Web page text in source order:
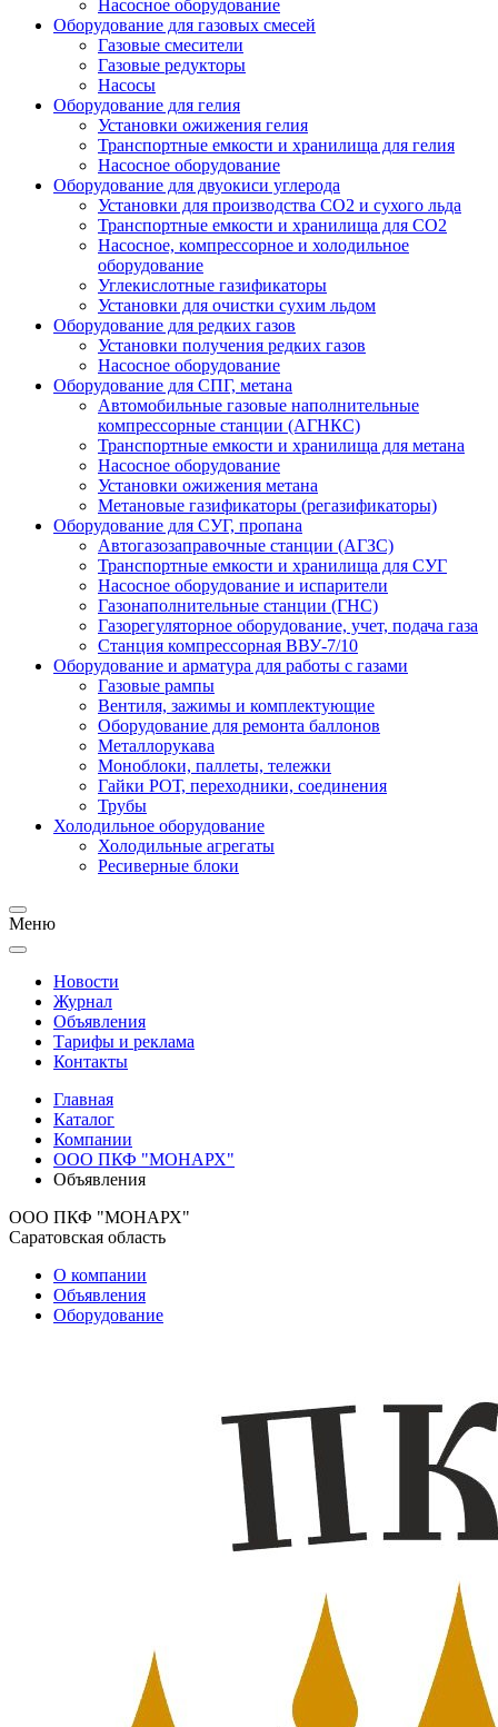
Насосное оборудование
Оборудование для газовых смесей
Газовые смесители
Газовые редукторы
Насосы
Оборудование для гелия
Установки ожижения гелия
Транспортные емкости и хранилища для гелия
Насосное оборудование
Оборудование для двуокиси углерода
Установки для производства СО2 и сухого льда
Транспортные емкости и хранилища для CO2
Насосное, компрессорное и холодильное
оборудование
Углекислотные газификаторы
Установки для очистки сухим льдом
Оборудование для редких газов
Установки получения редких газов
Насосное оборудование
Оборудование для СПГ, метана
Автомобильные газовые наполнительные
компрессорные станции (АГНКС)
Транспортные емкости и хранилища для метана
Насосное оборудование
Установки ожижения метана
Метановые газификаторы (регазификаторы)
Оборудование для СУГ, пропана
Автогазозаправочные станции (АГЗС)
Транспортные емкости и хранилища для СУГ
Насосное оборудование и испарители
Газонаполнительные станции (ГНС)
Газорегуляторное оборудование, учет, подача газа
Станция компрессорная ВВУ-7/10
Оборудование и арматура для работы с газами
Газовые рампы
Вентиля, зажимы и комплектующие
Оборудование для ремонта баллонов
Металлорукава
Моноблоки, паллеты, тележки
Гайки РОТ, переходники, соединения
Трубы
Холодильное оборудование
Холодильные агрегаты
Ресиверные блоки
Меню
Новости
Журнал
Объявления
Тарифы и реклама
Контакты
Главная
Каталог
Компании
ООО ПКФ "МОНАРХ"
Объявления
ООО ПКФ "МОНАРХ"
Саратовская область
О компании
Объявления
Оборудование